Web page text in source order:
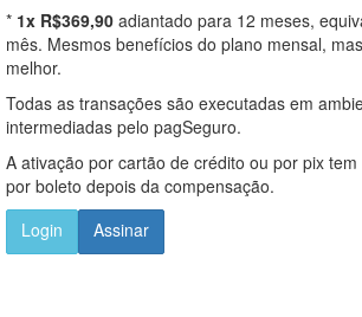
* 1x R$369,90 adiantado para 12 meses,
mês. Mesmos benefícios do plano mensal,
melhor.
Todas as transações são executadas em
intermediadas pelo pagSeguro.
A ativação por cartão de crédito ou por pix
por boleto depois da compensação.
Login
Assinar